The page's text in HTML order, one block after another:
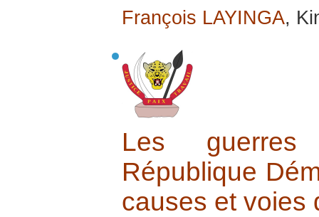
François LAYINGA,
Les
République
causes et voies